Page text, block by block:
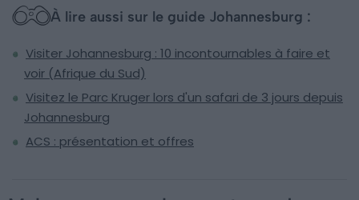
À lire aussi sur le guide Johannesburg :
Visiter Johannesburg : 10 incontournables à faire et
voir (Afrique du Sud)
Visitez le Parc Kruger lors d'un safari de 3 jours depuis
Johannesburg
ACS : présentation et offres